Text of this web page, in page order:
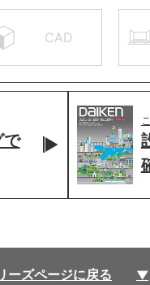
CAD
で
ーズページに戻る